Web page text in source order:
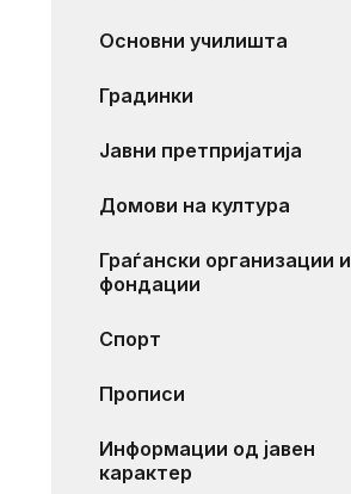
Основни училишта
Градинки
Јавни претпријатија
Домови на култура
Граѓански организации и
фондации
Спорт
Прописи
Информации од јавен
карактер